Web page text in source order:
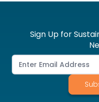
Sign Up for